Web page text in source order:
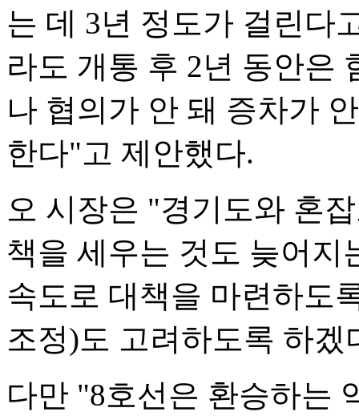
는 데 3년 정도가 걸린다
라도 개통 후 2년 동안은
나 협의가 안 돼 증차가
한다"고 제안했다.
오 시장은 "경기도와 혼
책을 세우는 것도 늦어
속도로 대책을 마련하도
조정)도 고려하도록 하겠
다만 "8호선은 환승하는